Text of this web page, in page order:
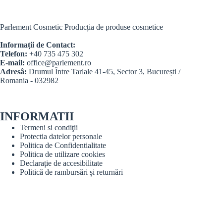
Parlement Cosmetic Producția de produse cosmetice
Informații de Contact:
Telefon: +40 735 475 302
E-mail: office@parlement.ro
Adresâ: Drumul Între Tarlale 41-45, Sector 3, București /
Romania - 032982
INFORMATII
Termeni si condiţii
Protectia datelor personale
Politica de Confidentialitate
Politica de utilizare cookies
Declarație de accesibilitate
Politică de rambursări și returnări